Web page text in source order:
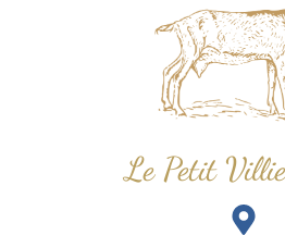
Le Petit